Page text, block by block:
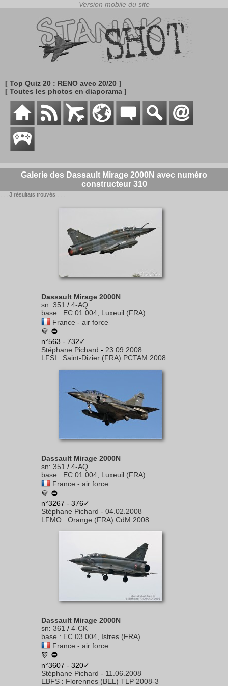
[ Top Quiz 20 : RENO avec 20/20 ]
[ Toutes les photos en diaporama ]
Galerie des Dassault Mirage 2000N avec numéro
constructeur 310
. . . 3 résultats trouvés . . .
Dassault Mirage 2000N
sn: 351 / 4-AQ
base : EC 01.004, Luxeuil (FRA)
France - air force
n°563 - 732✓
Stéphane Pichard - 23.09.2008
LFSI : Saint-Dizier (FRA) PCTAM 2008
Dassault Mirage 2000N
sn: 351 / 4-AQ
base : EC 01.004, Luxeuil (FRA)
France - air force
n°3267 - 376✓
Stéphane Pichard - 04.02.2008
LFMO : Orange (FRA) CdM 2008
Dassault Mirage 2000N
sn: 361 / 4-CK
base : EC 03.004, Istres (FRA)
France - air force
n°3607 - 320✓
Stéphane Pichard - 11.06.2008
EBFS : Florennes (BEL) TLP 2008-3